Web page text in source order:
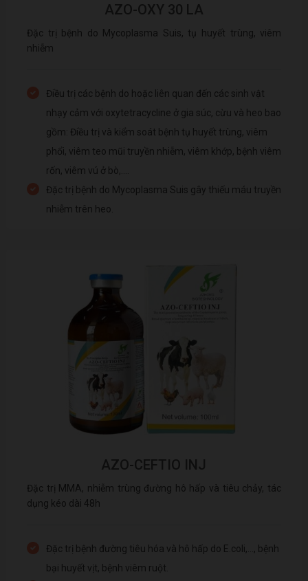
AZO-OXY 30 LA
Đặc trị bệnh do Mycoplasma Suis, tụ huyết trùng, viêm
nhiễm
Điều trị các bệnh do hoặc liên quan đến các sinh vật
nhạy cảm với oxytetracycline ở gia súc, cừu và heo bao
gồm: Điều trị và kiểm soát bệnh tụ huyết trùng, viêm
phổi, viêm teo mũi truyền nhiễm, viêm khớp, bệnh viêm
rốn, viêm vú ở bò,....
Đặc trị bệnh do Mycoplasma Suis gây thiếu máu truyền
nhiễm trên heo.
AZO-CEFTIO INJ
Đặc trị MMA, nhiễm trùng đường hô hấp và tiêu chảy, tác
dụng kéo dài 48h
Đặc trị bệnh đường tiêu hóa và hô hấp do E.coli,..., bệnh
bại huyết vịt, bệnh viêm ruột.